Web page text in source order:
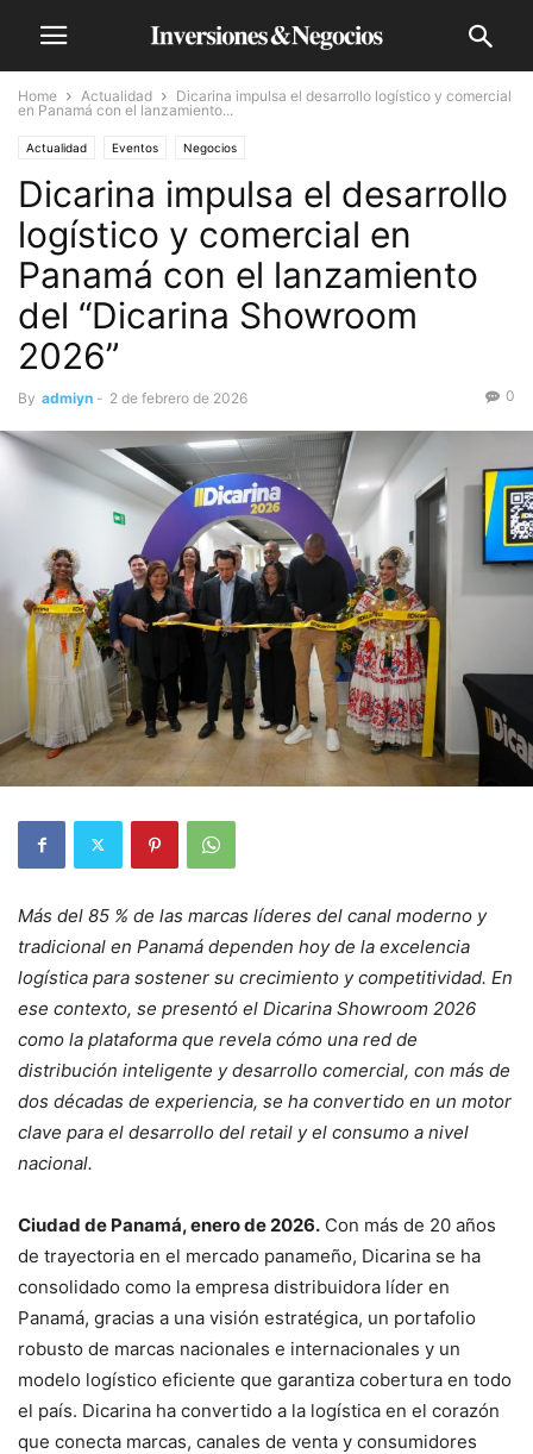
Home Actualidad
Dicarina impulsa el desarrollo logístico y comercial
en Panamá con el lanzamiento...
Actualidad Eventos Negocios
Dicarina impulsa el desarrollo
logístico y comercial en
Panamá con el lanzamiento
del “Dicarina Showroom
2026”
By admiyn - 2 de febrero de 2026 0
Más del 85 % de las marcas líderes del canal moderno y
tradicional en Panamá dependen hoy de la excelencia
logística para sostener su crecimiento y competitividad. En
ese contexto, se presentó el Dicarina Showroom 2026
como la plataforma que revela cómo una red de
distribución inteligente y desarrollo comercial, con más de
dos décadas de experiencia, se ha convertido en un motor
clave para el desarrollo del retail y el consumo a nivel
nacional.
Ciudad de Panamá, enero de 2026. Con más de 20 años
de trayectoria en el mercado panameño, Dicarina se ha
consolidado como la empresa distribuidora líder en
Panamá, gracias a una visión estratégica, un portafolio
robusto de marcas nacionales e internacionales y un
modelo logístico eficiente que garantiza cobertura en todo
el país. Dicarina ha convertido a la logística en el corazón
que conecta marcas, canales de venta y consumidores